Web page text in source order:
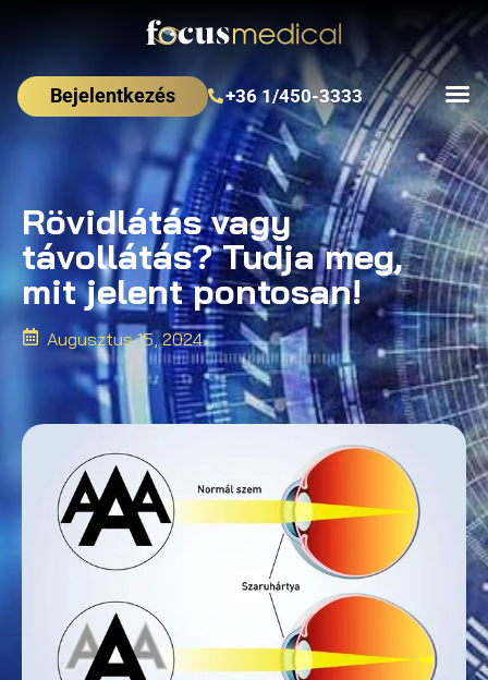
Bejelentkezés +36 1/450-3333
Rövidlátás vagy
távollátás? Tudja meg,
mit jelent pontosan!
Augusztus 15, 2024